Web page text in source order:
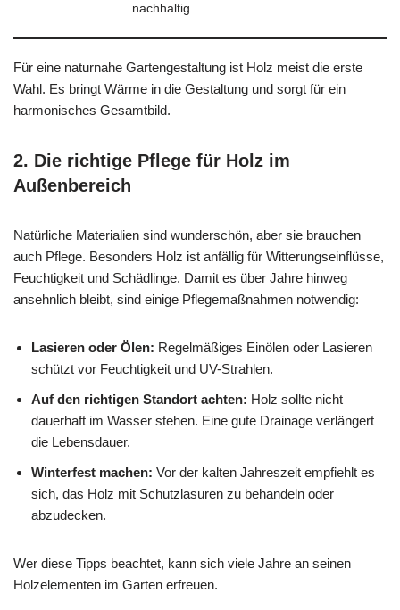
nachhaltig
Für eine naturnahe Gartengestaltung ist Holz meist die erste
Wahl. Es bringt Wärme in die Gestaltung und sorgt für ein
harmonisches Gesamtbild.
2. Die richtige Pflege für Holz im
Außenbereich
Natürliche Materialien sind wunderschön, aber sie brauchen
auch Pflege. Besonders Holz ist anfällig für Witterungseinflüsse,
Feuchtigkeit und Schädlinge. Damit es über Jahre hinweg
ansehnlich bleibt, sind einige Pflegemaßnahmen notwendig:
Lasieren oder Ölen: Regelmäßiges Einölen oder Lasieren
schützt vor Feuchtigkeit und UV-Strahlen.
Auf den richtigen Standort achten: Holz sollte nicht
dauerhaft im Wasser stehen. Eine gute Drainage verlängert
die Lebensdauer.
Winterfest machen: Vor der kalten Jahreszeit empfiehlt es
sich, das Holz mit Schutzlasuren zu behandeln oder
abzudecken.
Wer diese Tipps beachtet, kann sich viele Jahre an seinen
Holzelementen im Garten erfreuen.